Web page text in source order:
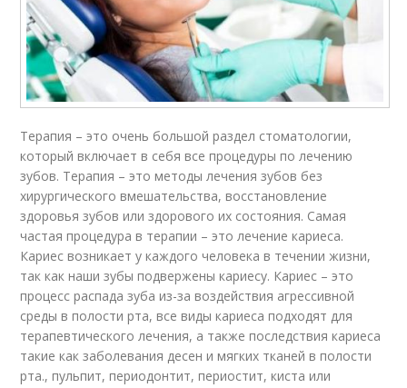
Терапия – это очень большой раздел стоматологии,
который включает в себя все процедуры по лечению
зубов. Терапия – это методы лечения зубов без
хирургического вмешательства, восстановление
здоровья зубов или здорового их состояния. Самая
частая процедура в терапии – это лечение кариеса.
Кариес возникает у каждого человека в течении жизни,
так как наши зубы подвержены кариесу. Кариес – это
процесс распада зуба из-за воздействия агрессивной
среды в полости рта, все виды кариеса подходят для
терапевтического лечения, а также последствия кариеса
такие как заболевания десен и мягких тканей в полости
рта., пульпит, периодонтит, периостит, киста или